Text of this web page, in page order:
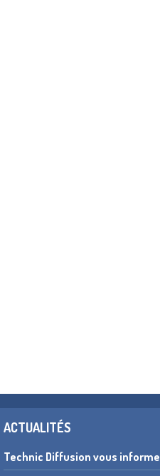
ACTUALITÉS
Technic Diffusion vous informe